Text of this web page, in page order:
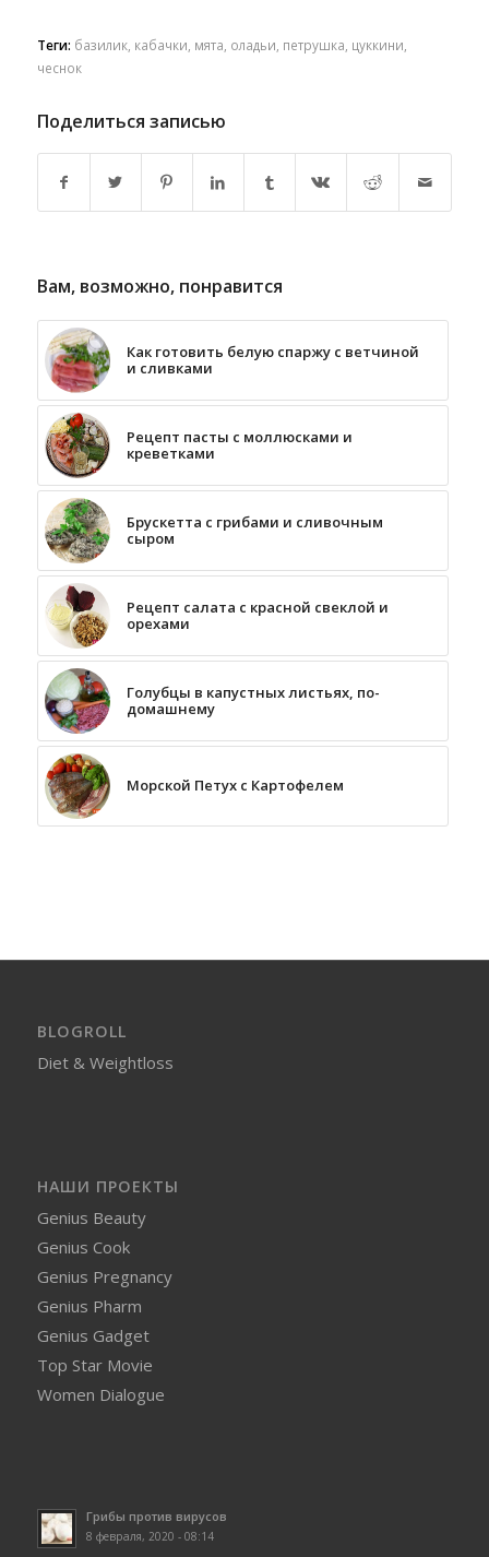
Теги: базилик, кабачки мята оладьи петрушка цуккини
чеснок
Поделиться записью
Вам, возможно, понравится
Как готовить белую спаржу с ветчиной
и сливками
Рецепт пасты с моллюсками и
креветками
Брускетта с грибами и сливочным
сыром
Рецепт салата с красной свеклой и
орехами
Голубцы в капустных листьях, по-
домашнему
Морской Петух с Картофелем
BLOGROLL
Diet & Weightloss
НАШИ ПРОЕКТЫ
Genius Beauty
Genius Cook
Genius Pregnancy
Genius Pharm
Genius Gadget
Top Star Movie
Women Dialogue
Грибы против вирусов
8 февраля, 2020 - 08:14